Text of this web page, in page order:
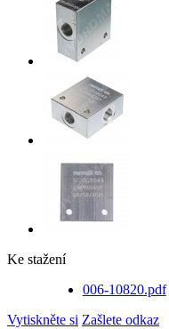
Ke stažení
006-10820.pdf
Vytiskněte si Zašlete odkaz